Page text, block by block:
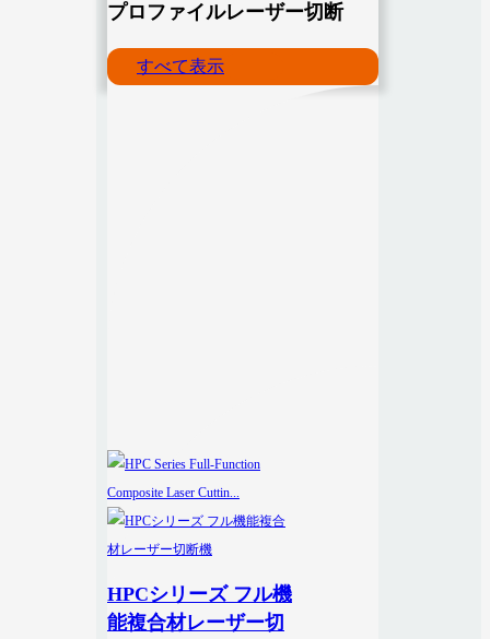
プロファイルレーザー切断
すべて表示
HPCシリーズ フル機
能複合材レーザー切